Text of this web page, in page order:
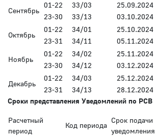
Сентябрь
01-22 33/03 25.09.2024
23-30
33/13 03.10.2024
Октябрь
01-22 34/01 25.10.2024
23-31
34/11 05.11.2024
Ноябрь
01-22 34/02 25.11.2024
23-30
34/12 03.12.2024
Декабрь
01-22 34/03 25.12.2024
23-31
34/13 28.12.2024
Сроки представления Уведомлений по РСВ
Расчетный
период
Код периода
Срок подачи
уведомления